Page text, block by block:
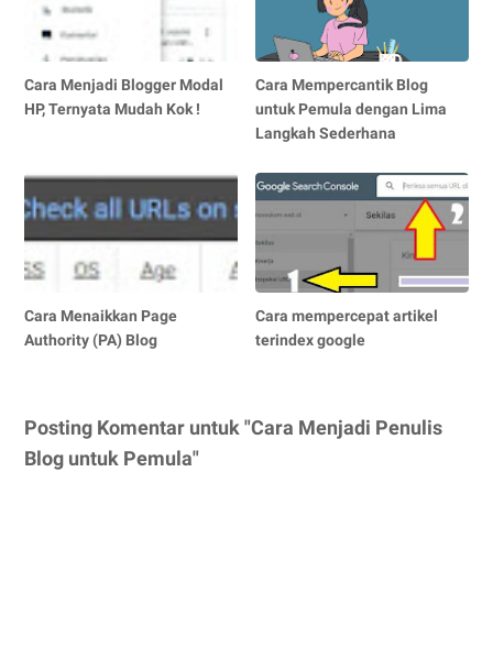
Cara Menjadi Blogger Modal
HP, Ternyata Mudah Kok !
Cara Mempercantik Blog
untuk Pemula dengan Lima
Langkah Sederhana
Cara Menaikkan Page
Authority (PA) Blog
Cara mempercepat artikel
terindex google
Posting Komentar untuk "Cara Menjadi Penulis
Blog untuk Pemula"